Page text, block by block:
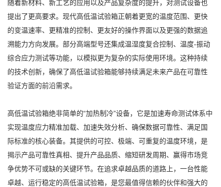
随着新材料、新工艺的应用以及产品复杂度的提升，对测试设备也
提出了更高要求。现代高低温试验箱正朝着更宽的温度范围、更快
的变温速率、更精准的控制、更友好的操作界面以及更强的数据追
溯能力方向发展。部分高端型号还集成温湿度复合控制、温度-振动
综合应力测试等功能，以模拟更为复杂的实际使用环境。这种持续
的技术创新，确保了高低温试验箱能够持续满足未来产品在可靠性
验证方面的前沿需求。
高低温试验箱绝非简单的“加热制冷”设备，它是加速寿命测试体系中
实现温度应力精准加载、加速失效分析、确保数据可靠性、满足国
际标准的核心装备。其提供的可控、极端、可重复的温度环境，是
揭示产品可靠性真相、提升产品品质、缩短研发周期、赢得市场竞
争优势不可或缺的关键环节。在追求卓越品质的道路上，一台性能
卓越、运行稳定的高低温试验箱，是您最值得信赖的伙伴和强大的